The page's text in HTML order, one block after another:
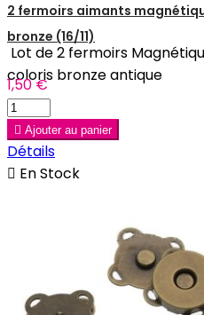
2 fermoirs aimants
bronze (16/11)
Lot de 2 fermoirs
coloris bronze antique
1,50 €
 Ajouter au panier
Détails
 En Stock